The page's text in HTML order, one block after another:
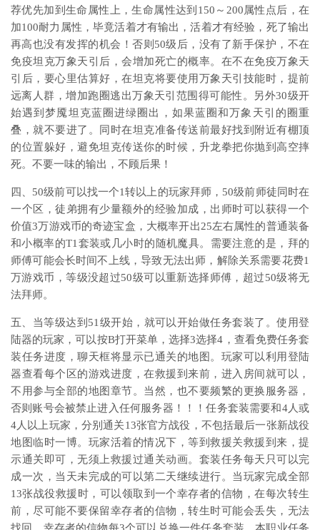
荐优先加到生命属性上，生命属性达到150～200属性点后，在
加100耐力属性，毕竟活着才有输出，活着才有经验，死了输出
再高也没有发挥的机会！否则50级后，没有了新手保护，不在
免疫坦克万象天引后，会增加死亡的概率。在不在免疫万象天
引后，要心里估算好，在坦克将要使用万象天引技能时，提前
远离人群，增加跑圈逃出万象天引范围得可能性。另外30级开
始遇到梦魇坦克蓝圈进绿圈出，如果蓝圈和万象天引的圈重
叠，就不要进了。同时在坦克准备传送前最好找到附近有棚顶
的位置躲好，避免坦克传送你的时候，升龙拳把你抛到高空摔
死。不要一味的输出，不顾后果！
四、50级前可以找一个1转以上的玩家拜师，50级前师徒同时在
一个区，徒弟拥有少量额外的经验加成，出师时可以获得一个
价值3万游戏币的奇迹宝盒，大概率开出25左右属性的普通装备
和小概率的T1套装或几小时的随机魔具。需要注意的是，拜的
师傅可能会长时间不上线，导致无法出师，解除关系需要花费1
万游戏币，等级没超过50级可以重新选择师傅，超过50级将无
法拜师。
五、当等级达到51级开始，就可以开始做任务套装了。使用登
陆器的玩家，可以按B打开菜单，选择3选择4，查看免费任务套
装任务进度，聊天框将显示已通关的地图。玩家可以利用登陆
器查看每个区的游戏进度，在救援到来前，进入房间就可以，
不用参与全部的地图章节。当然，也不要频繁的更换服务器，
否则账号会被禁止进入任何服务器！！！任务套装需要和4人或
4人以上玩家，分别通关13张官方战役，不包括最后一张新战役
地图临时一博。玩家活着的情况下，等到救援关救援到来，提
示通关即可，无须上救援过通关动画。套装任务每天只可以完
成一次，当天未完成的可以第二天继续进行。当玩家完成全部
13张战役救援时，可以领取到一个幸存者的信物，在每次转生
前，尽可能不要保留幸存者的信物，转生时可能会丢失，无法